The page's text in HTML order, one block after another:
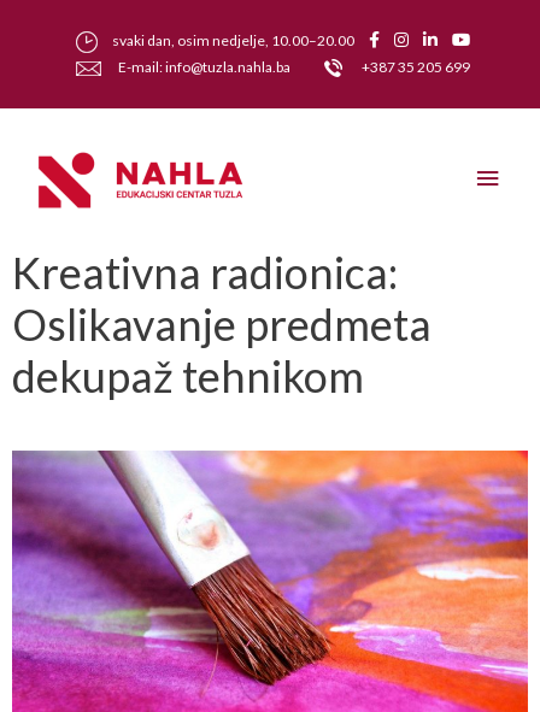
svaki dan, osim nedjelje, 10.00–20.00
E-mail: info@tuzla.nahla.ba
+387 35 205 699
Kreativna radionica:
Oslikavanje predmeta
dekupaž tehnikom